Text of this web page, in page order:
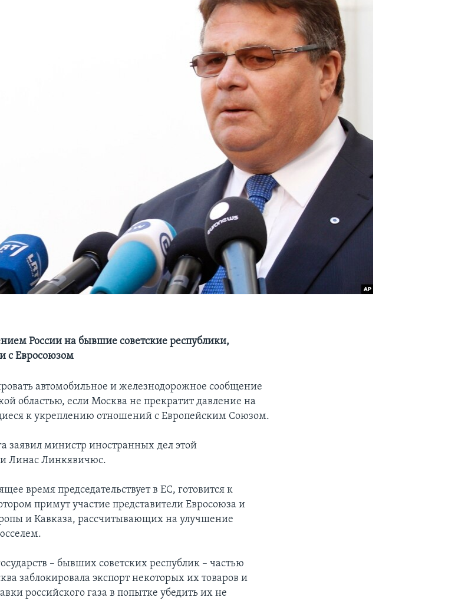
России на бывшие советские республики,
с Евросоюзом
автомобильное и железнодорожное сообщение
областью, если Москва не прекратит давление на
к укреплению отношений с Европейским Союзом.
заявил министр иностранных дел этой
Линас Линкявичюс.
время председательствует в ЕС, готовится к
примут участие представители Евросоюза и
и Кавказа, рассчитывающих на улучшение
– бывших советских республик – частью
заблокировала экспорт некоторых их товаров и
российского газа в попытке убедить их не